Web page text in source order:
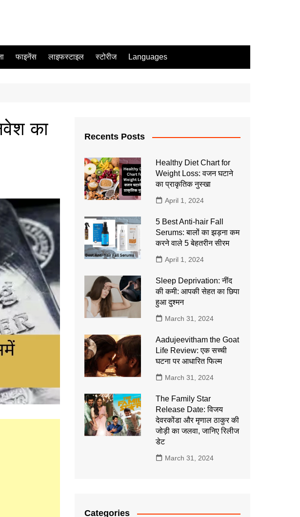
फाइनेंस लाइफस्टाइल स्टोरीज Languages
का
Recents Posts
Healthy Diet Chart for
Weight Loss: वजन घटाने
का प्राकृतिक नुस्खा
April 1, 2024
5 Best Anti-hair Fall
Serums: बालों का झड़ना कम
करने वाले 5 बेहतरीन सीरम
April 1, 2024
Sleep Deprivation: नींद
की कमी: आपकी सेहत का छिपा
हुआ दुश्मन
March 31, 2024
Aadujeevitham the Goat
Life Review: एक सच्ची
घटना पर आधारित फिल्म
March 31, 2024
The Family Star
Release Date: विजय
देवरकोंडा और मृणाल ठाकुर की
जोड़ी का जलवा, जानिए रिलीज
डेट
March 31, 2024
Categories